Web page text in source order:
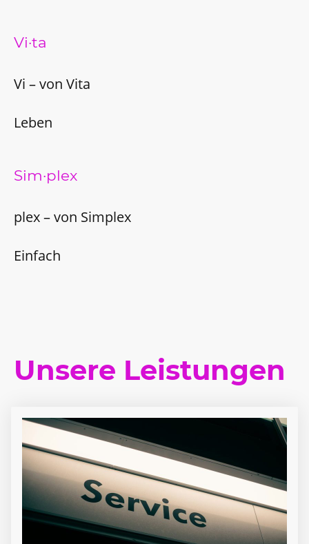
Vi·ta
Vi – von Vita
Leben
Sim·plex
plex – von Simplex
Einfach
Unsere Leistungen